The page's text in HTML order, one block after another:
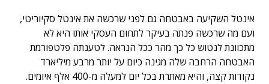
אינטל השקיעה באבטחה גם לפני שרכשה את אינטל סקיוריטי,
ועם מה שרכשה פנתה בעיקר לתחום העסקי אותו היא לא
מתכוונת לנטוש כל כך מהר ככל הנראה. לטענתה פלטפורמת
האבטחה הרחבה שלה מגינה כיום על יותר מרבע מיליארד
נקודות קצה, והיא מאתרת בכל יום למעלה מ-400 אלף איומים.